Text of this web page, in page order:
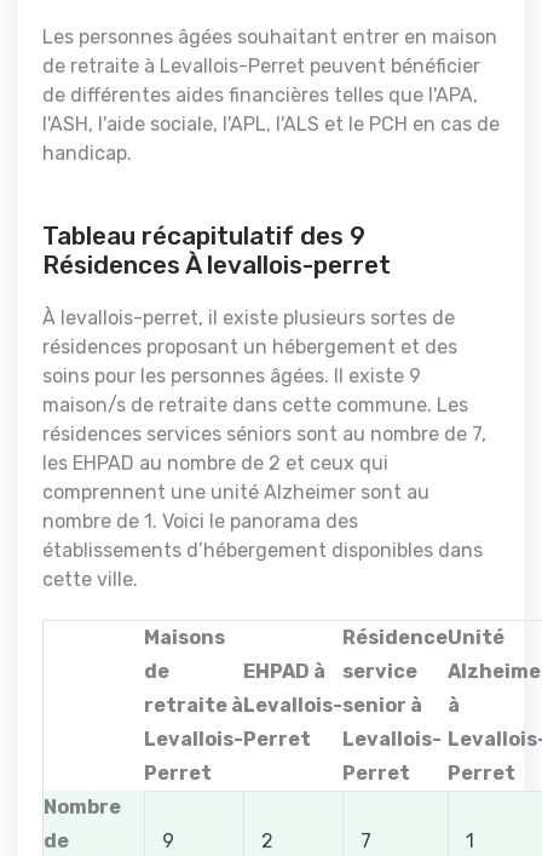
Les personnes âgées souhaitant entrer en maison
de retraite à Levallois-Perret peuvent bénéficier
de différentes aides financières telles que l'APA,
l'ASH, l'aide sociale, l'APL, l'ALS et le PCH en cas de
handicap.
Tableau récapitulatif des 9
Résidences À levallois-perret
À levallois-perret, il existe plusieurs sortes de
résidences proposant un hébergement et des
soins pour les personnes âgées. Il existe 9
maison/s de retraite dans cette commune. Les
résidences services séniors sont au nombre de 7,
les EHPAD au nombre de 2 et ceux qui
comprennent une unité Alzheimer sont au
nombre de 1. Voici le panorama des
établissements d’hébergement disponibles dans
cette ville.
Maisons
de
retraite à
Levallois-
Perret
EHPAD à
Levallois-
Perret
Résidence
service
senior à
Levallois-
Perret
Unité
à
Perret
Nombre
de
9 2 7 1